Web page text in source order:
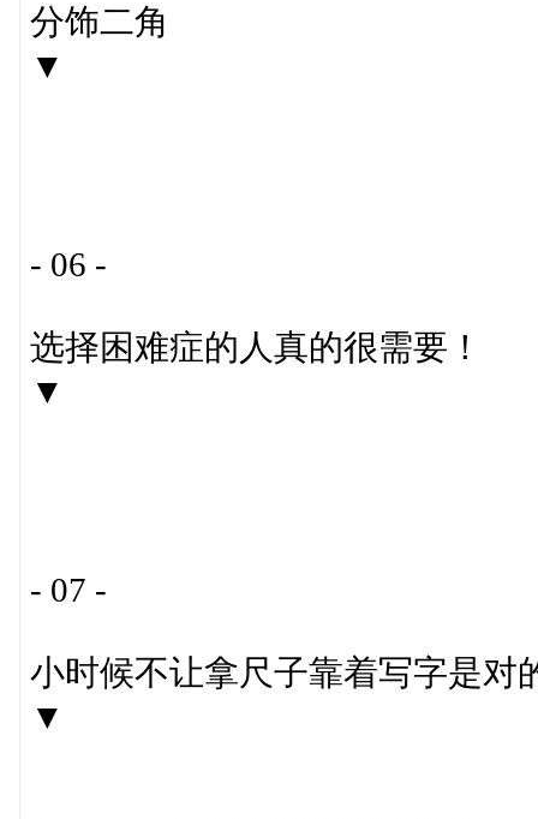
分饰二角
▼
- 06 -
选择困难症的人真的很需要！
▼
- 07 -
小时候不让拿尺子靠着写字是对
▼